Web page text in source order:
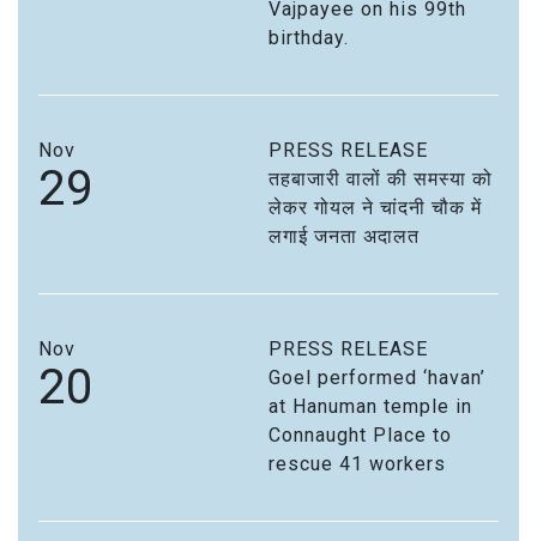
Vajpayee on his 99th
birthday.
Nov
29
PRESS RELEASE
तहबाजारी वालों की समस्या को
लेकर गोयल ने चांदनी चौक में
लगाई जनता अदालत
Nov
20
PRESS RELEASE
Goel performed ‘havan’
at Hanuman temple in
Connaught Place to
rescue 41 workers